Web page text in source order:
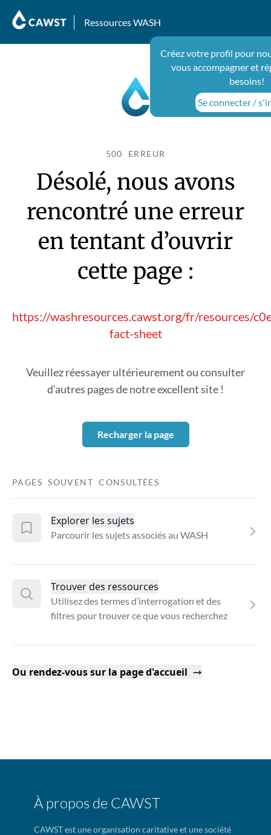
Ressources WASH
Créez votre profil pour
vous accompagner et
besoins!
Se connecter /
500 ERREUR
Désolé, nous avons
rencontré une erreur
en tentant d’ouvrir
cette page :
https://washresources.cawst.org/fr/resources/
fact-sheet
Veuillez réessayer ultérieurement ou consulter
d’autres pages de notre excellent site !
Recharger la page
PAGES SOUVENT CONSULTÉES
Explorer les sujets
Parcourir les sujets associés au WASH
Trouver des ressources
Utilisez des termes d’interrogation et des
filtres pour trouver ce que vous recherchez
Ou rendez-vous sur la page d'accueil
À propos de CAWST
CAWST est une organisation caritative et une société